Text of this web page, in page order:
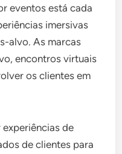
eventos está cada
imersivas
alvo. As marcas
encontros virtuais
os clientes em
de
de clientes para